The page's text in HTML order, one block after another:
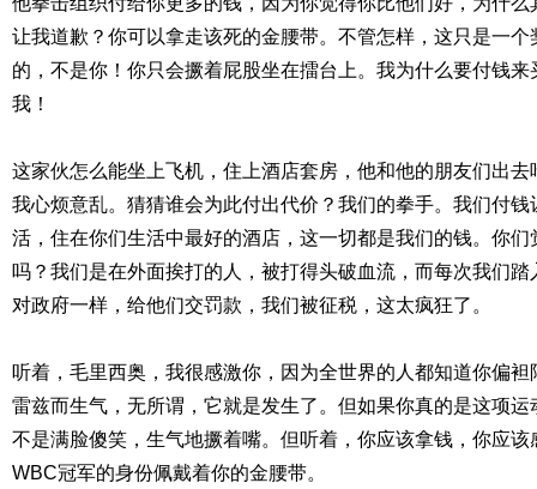
让我道歉？你可以拿走该死的金腰带。不管怎样，这只是一
的，不是你！你只会撅着屁股坐在擂台上。我为什么要付钱
我！
这家伙怎么能坐上飞机，住上酒店套房，他和他的朋友们出
我心烦意乱。猜猜谁会为此付出代价？我们的拳手。我们付
活，住在你们生活中最好的酒店，这一切都是我们的钱。你
吗？我们是在外面挨打的人，被打得头破血流，而每次我们
对政府一样，给他们交罚款，我们被征税，这太疯狂了。
听着，毛里西奥，我很感激你，因为全世界的人都知道你偏
雷兹而生气，无所谓，它就是发生了。但如果你真的是这项
不是满脸傻笑，生气地撅着嘴。但听着，你应该拿钱，你应
WBC冠军的身份佩戴着你的金腰带。